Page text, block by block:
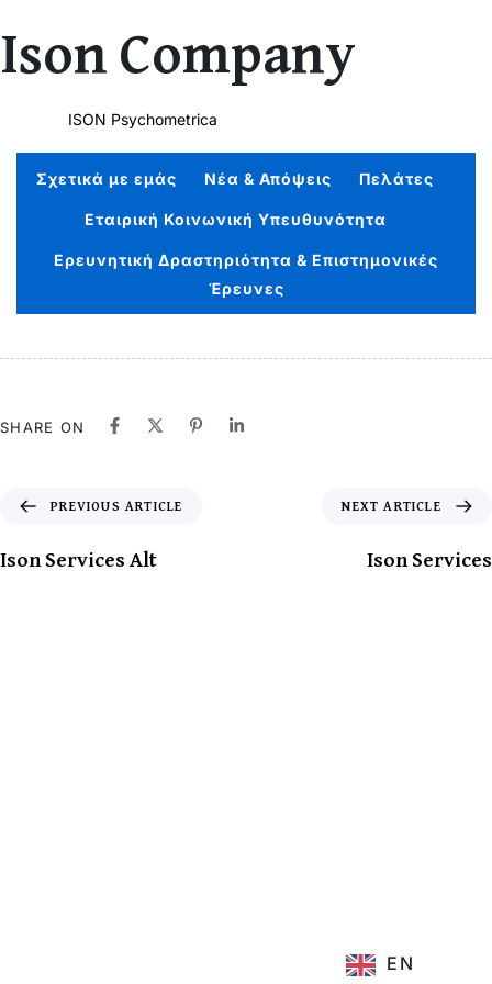
IN:
Ison Company
ISON Psychometrica
on:
Σχετικά με εμάς Νέα & Απόψεις Πελάτες
Εταιρική Κοινωνική Υπευθυνότητα
Ερευνητική Δραστηριότητα & Επιστημονικές
Έρευνες
SHARE ON
PREVIOUS ARTICLE
Ison Services Alt
NEXT ARTICLE
Ison Services
EN